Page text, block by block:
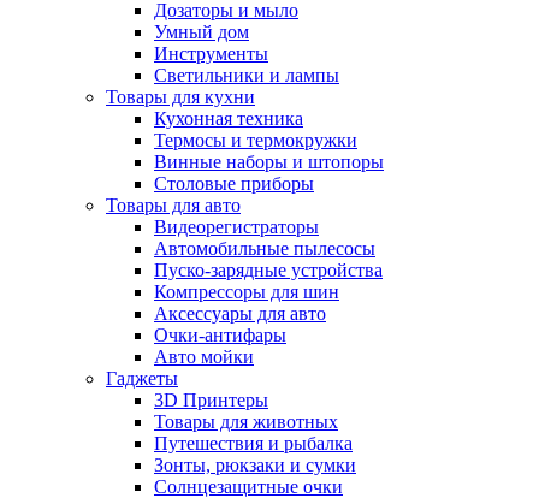
Дозаторы и мыло
Умный дом
Инструменты
Светильники и лампы
Товары для кухни
Кухонная техника
Термосы и термокружки
Винные наборы и штопоры
Столовые приборы
Товары для авто
Видеорегистраторы
Автомобильные пылесосы
Пуско-зарядные устройства
Компрессоры для шин
Аксессуары для авто
Очки-антифары
Авто мойки
Гаджеты
3D Принтеры
Товары для животных
Путешествия и рыбалка
Зонты, рюкзаки и сумки
Солнцезащитные очки